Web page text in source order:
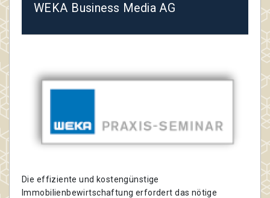
WEKA Business Media AG
Die effiziente und kostengünstige
Immobilienbewirtschaftung erfordert das nötige